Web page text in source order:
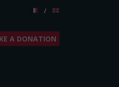
/
A DONATION